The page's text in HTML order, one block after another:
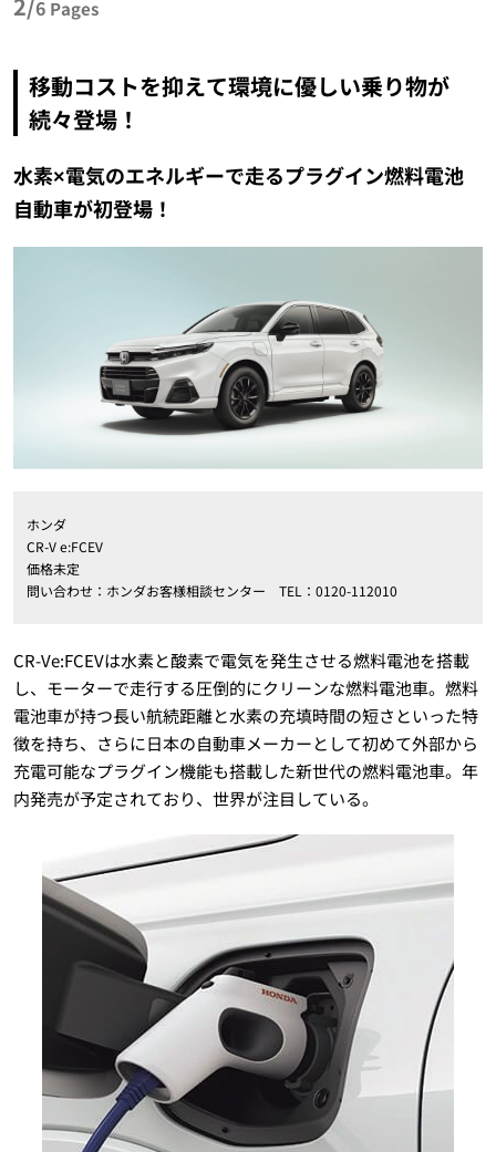
6 Pages
移動コストを抑えて環境に優しい乗り物が
続々登場！
水素×電気のエネルギーで走るプラグイン燃料電池
自動車が初登場！
ホンダ
CR-V e:FCEV
価格未定
問い合わせ：ホンダお客様相談センター TEL：0120-112010
CR-Ve:FCEVは水素と酸素で電気を発生させる燃料電池を搭載
し、モーターで走行する圧倒的にクリーンな燃料電池車。燃料
電池車が持つ長い航続距離と水素の充填時間の短さといった特
徴を持ち、さらに日本の自動車メーカーとして初めて外部から
充電可能なプラグイン機能も搭載した新世代の燃料電池車。年
内発売が予定されており、世界が注目している。